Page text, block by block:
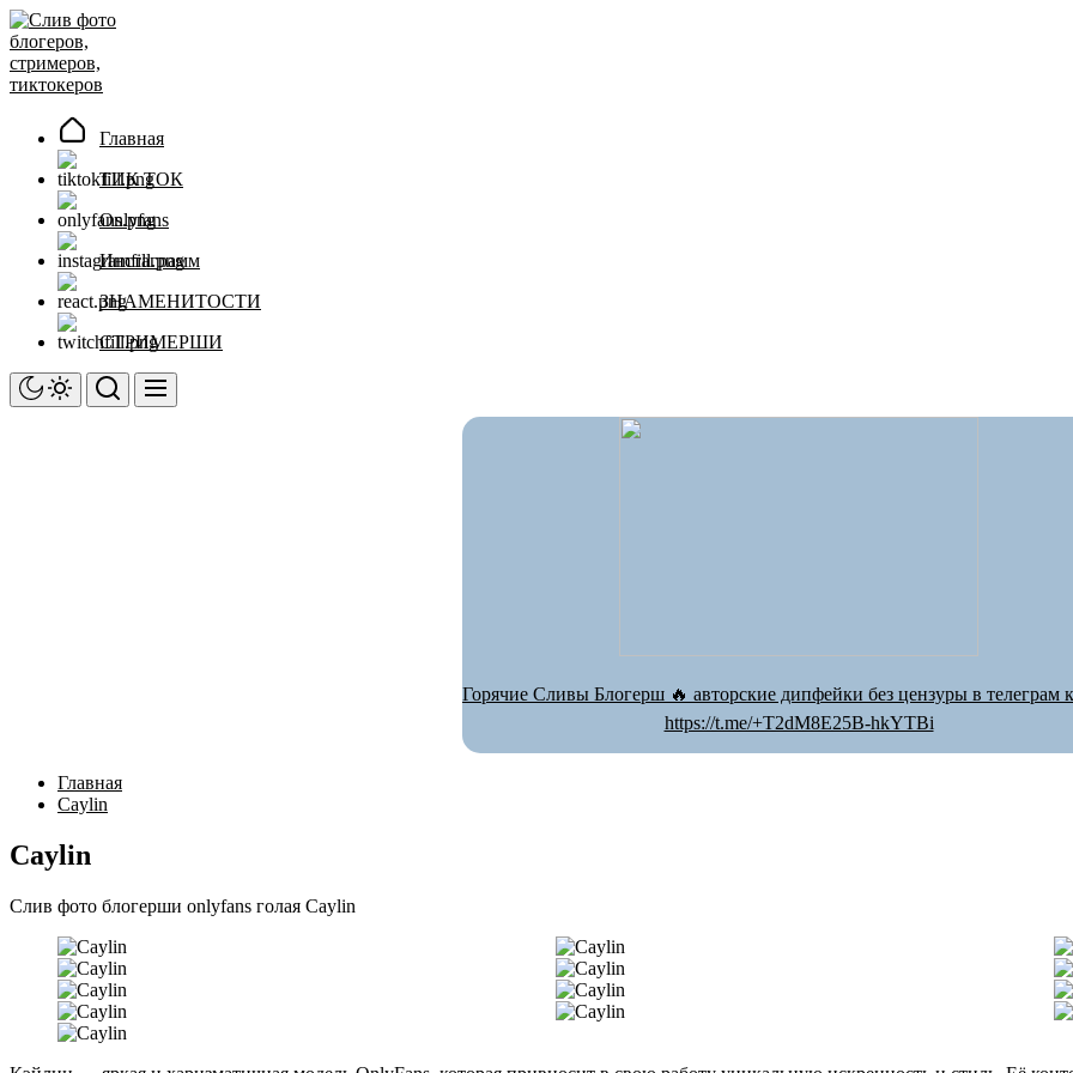
Перейти
к
содержимому
Главная
ТИК ТОК
Onlyfans
Инстаграмм
ЗНАМЕНИТОСТИ
СТРИМЕРШИ
Горячие Сливы Блогерш 🔥 авторские дипфейки без цензуры в телеграм
https://t.me/+T2dM8E25B-hkYTBi
Главная
Caylin
Caylin
Слив фото блогерши onlyfans голая Caylin